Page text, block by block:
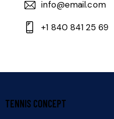
info@email.com
+1 840 841 25 69
TENNIS CONCEPT